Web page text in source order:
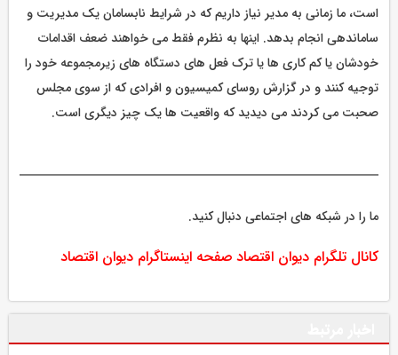
است، ما زمانی به مدیر نیاز داریم که در شرایط نابسامان یک مدیریت و
ساماندهی انجام بدهد. اینها به نظرم فقط می خواهند ضعف اقدامات
خودشان یا کم کاری ها یا ترک فعل های دستگاه های زیرمجموعه خود را
توجیه کنند و در گزارش روسای کمیسیون و افرادی که از سوی مجلس
صحبت می کردند می دیدید که واقعیت ها یک چیز دیگری است.
ما را در شبکه های اجتماعی دنبال کنید.
کانال تلگرام دیوان اقتصاد صفحه اینستاگرام دیوان اقتصاد